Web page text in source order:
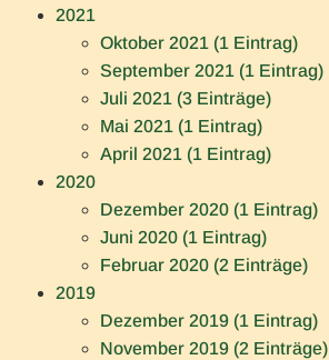
2021
Oktober 2021 (1 Eintrag)
September 2021 (1 Eintrag)
Juli 2021 (3 Einträge)
Mai 2021 (1 Eintrag)
April 2021 (1 Eintrag)
2020
Dezember 2020 (1 Eintrag)
Juni 2020 (1 Eintrag)
Februar 2020 (2 Einträge)
2019
Dezember 2019 (1 Eintrag)
November 2019 (2 Einträge)